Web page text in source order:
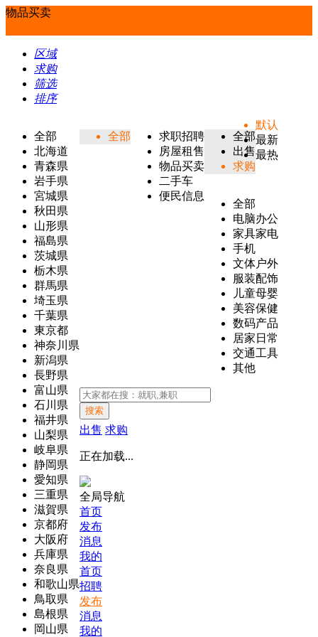
物品买卖
区域
求购
筛选
排序
全部
北海道
青森県
岩手県
宮城県
秋田県
山形県
福島県
茨城県
栃木県
群馬県
埼玉県
千葉県
東京都
神奈川県
新潟県
長野県
富山県
石川県
福井県
山梨県
岐阜県
静岡県
愛知県
三重県
滋賀県
京都府
大阪府
兵庫県
奈良県
和歌山県
鳥取県
島根県
岡山県
全部
求职招聘
房屋租售
物品买卖
二手车
便民信息
全部
出售
求购
全部
电脑办公
家具家电
手机
文体户外
服装配饰
儿童母婴
美容保健
数码产品
居家日常
交通工具
其他
默认
最新
最热
搜索
出售 求购
正在加载...
全局导航
首页
发布
消息
我的
首页
招聘
发布
消息
我的